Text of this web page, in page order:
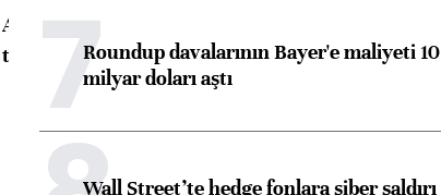
ABD'de konut başlangıçları
toparlandı
7Roundup davalarının Bayer'e maliyeti 10
milyar doları aştı
Wall Street’te hedge fonlara siber saldırı